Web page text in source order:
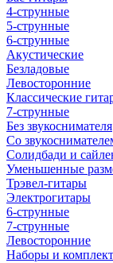
4-струнные
5-струнные
6-струнные
Акустические
Безладовые
Левосторонние
Классические
7-струнные
Без звукоснимателя
Со
Солидбади и
Уменьшенные
Трэвел-гитары
Электрогитары
6-струнные
7-струнные
Левосторонние
Наборы и